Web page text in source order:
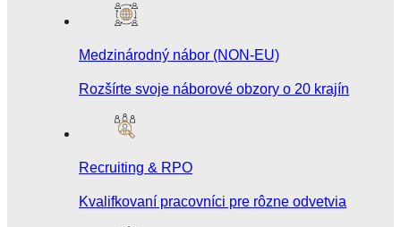
Medzinárodný nábor (NON-EU)
Rozšírte svoje náborové obzory o 20 krajín
Recruiting & RPO
Kvalifkovaní pracovníci pre rôzne odvetvia